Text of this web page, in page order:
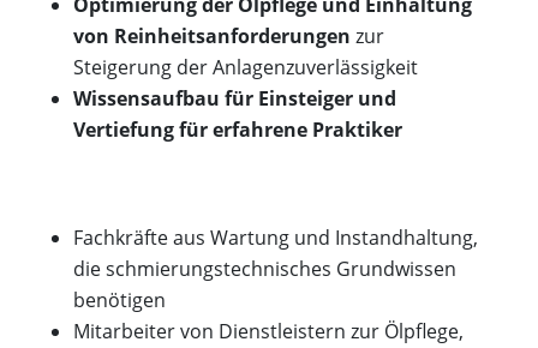
von Reinheitsanforderungen zur
Steigerung der Anlagenzuverlässigkeit
Wissensaufbau für Einsteiger und
Vertiefung für erfahrene Praktiker
Fachkräfte aus Wartung und Instandhaltung,
die schmierungstechnisches Grundwissen
benötigen
Mitarbeiter von Dienstleistern zur Ölpflege,